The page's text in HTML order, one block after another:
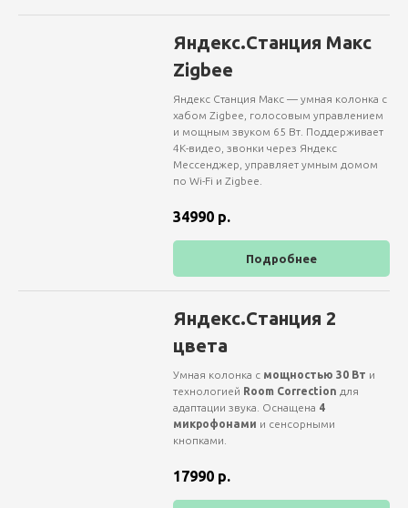
Яндекс.Станция Макс
Zigbee
Яндекс Станция Макс — умная колонка с
хабом Zigbee, голосовым управлением
и мощным звуком 65 Вт. Поддерживает
4K-видео, звонки через Яндекс
Мессенджер, управляет умным домом
по Wi-Fi и Zigbee.
34990 р.
Подробнее
Яндекс.Станция 2
цвета
Умная колонка с мощностью 30 Вт и
технологией Room Correction для
адаптации звука. Оснащена 4
микрофонами и сенсорными
кнопками.
17990 р.